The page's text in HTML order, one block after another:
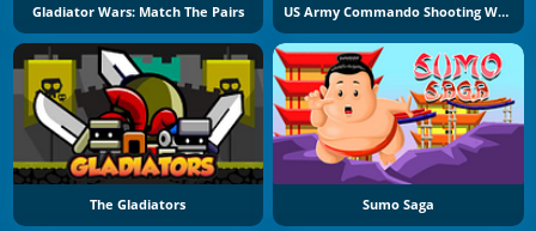
Gladiator Wars: Match The Pairs US Army Commando Shooting Warzone
The Gladiators Sumo Saga